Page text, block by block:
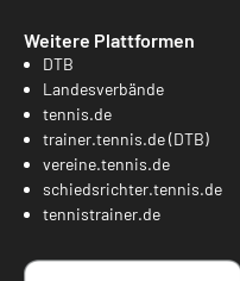
Weitere Plattformen
DTB
Landesverbände
tennis.de
trainer.tennis.de (DTB)
vereine.tennis.de
schiedsrichter.tennis.de
tennistrainer.de